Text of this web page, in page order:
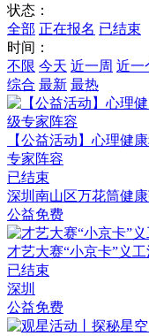
状态：
全部 正在报名 已结束
时间：
不限 今天 近一周 近一
综合 最新 最热
【公益活动】心理健
专家阵容
已结束
深圳南山区万花筒健
公益免费
才艺大赛“小京卡”义
已结束
深圳
公益免费